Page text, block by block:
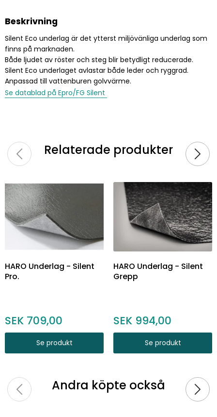
Beskrivning
Silent Eco underlag är det ytterst miljövänliga underlag som
finns på marknaden.
Både ljudet av röster och steg blir betydligt reducerade.
Silent Eco underlaget avlastar både leder och ryggrad.
Anpassad till vattenburen golvvärme.
Se datablad på Epro/FG Silent
Relaterade produkter
HARO Underlag - Silent
Pro.
709,00
Se produkt
HARO Underlag - Silent
Grepp
994,00
Se produkt
Andra köpte också